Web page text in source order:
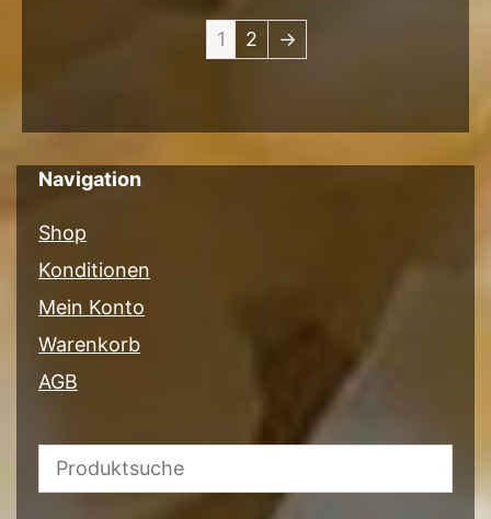
1 2 →
Navigation
Shop
Konditionen
Mein Konto
Warenkorb
AGB